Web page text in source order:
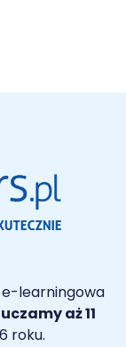
learningowa
aż 11
roku.